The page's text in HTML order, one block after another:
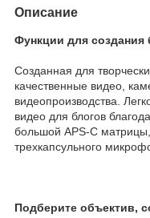
Описание
Функции для создания
Созданная для
качественные видео,
видеопроизводства.
видео для блогов
большой APS-C
трехкапсульного
Подберите объектив,